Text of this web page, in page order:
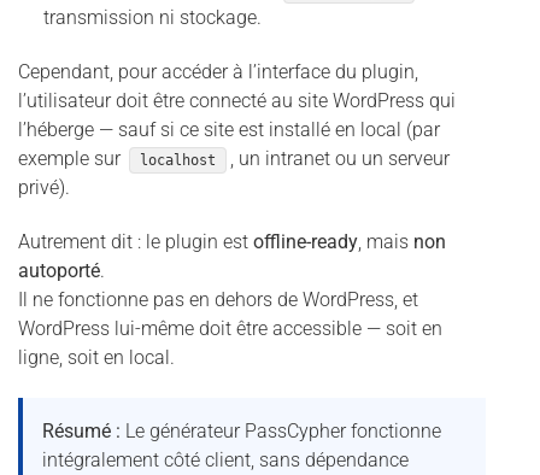
transmission ni stockage.
Cependant, pour accéder à l’interface du plugin,
l’utilisateur doit être connecté au site WordPress qui
l’héberge — sauf si ce site est installé en local (par
exemple sur
localhost
, un intranet ou un serveur
privé).
Autrement dit : le plugin est offline-ready, mais non
autoporté.
Il ne fonctionne pas en dehors de WordPress, et
WordPress lui-même doit être accessible — soit en
ligne, soit en local.
Résumé : Le générateur PassCypher fonctionne
intégralement côté client, sans dépendance